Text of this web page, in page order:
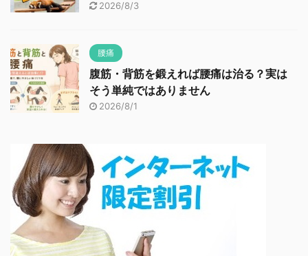
2026/8/3
腰痛
腹筋・背筋を鍛えれば腰痛は治る？実は
そう単純ではありません
2026/8/1